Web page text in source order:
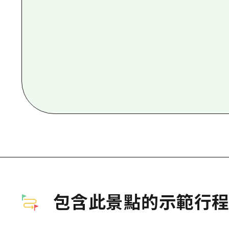
包含此景點的示範行程